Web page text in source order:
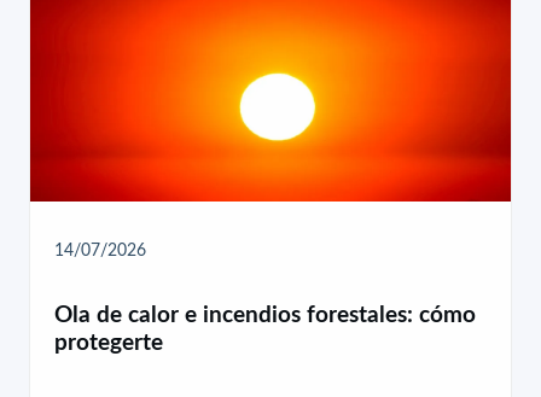
14/07/2026
Ola de calor e incendios forestales: cómo
protegerte